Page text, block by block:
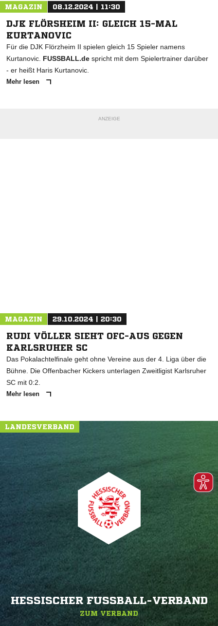
MAGAZIN 08.12.2024 | 11:30
DJK FLÖRSHEIM II: GLEICH 15-MAL
KURTANOVIC
Für die DJK Flörzheim II spielen gleich 15 Spieler namens
Kurtanovic. FUSSBALL.de spricht mit dem Spielertrainer darüber
- er heißt Haris Kurtanovic.
Mehr lesen
ANZEIGE
MAGAZIN 29.10.2024 | 20:30
RUDI VÖLLER SIEHT OFC-AUS GEGEN
KARLSRUHER SC
Das Pokalachtelfinale geht ohne Vereine aus der 4. Liga über die
Bühne. Die Offenbacher Kickers unterlagen Zweitligist Karlsruher
SC mit 0:2.
Mehr lesen
LANDESVERBAND
HESSISCHER FUSSBALL-VERBAND
ZUM VERBAND